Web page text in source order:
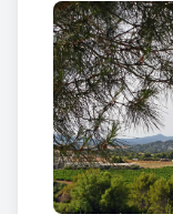
ElMirador de
clara: ser un
territori. Un
amb l’entorn.
Aquí, el temps
paisatge fan la
només ofereix